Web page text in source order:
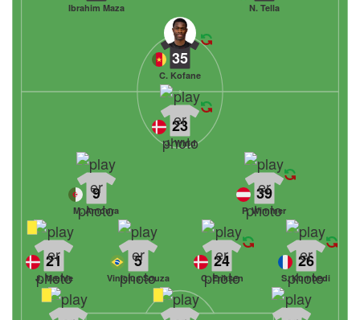
N. Tella
Ibrahim Maza
35
C. Kofane
21
J. Mæhle
5
Vinicius Souza
24
C. Eriksen
26
S. Kumbedi
9
M. Amoura
39
P. Wimmer
23
J. Wind